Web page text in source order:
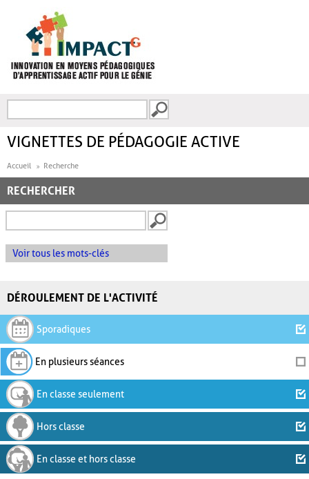
FORMULAIRE DE
VIGNETTES DE PÉDAGOGIE ACTIVE
Accueil Recherche
RECHERCHER
Voir tous les mots-clés
DÉROULEMENT DE L'ACTIVITÉ
Sporadiques
En plusieurs séances
En classe seulement
Hors classe
En classe et hors classe